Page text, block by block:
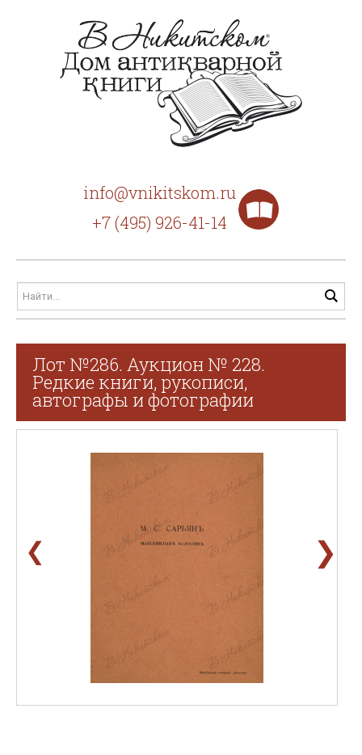
info@vnikitskom.ru
+7 (495) 926-41-14
Лот №286. Аукцион № 228.
Редкие книги, рукописи,
автографы и фотографии
❮ ❯